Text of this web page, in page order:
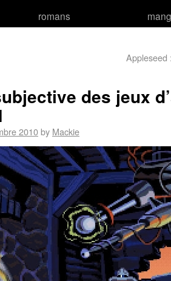
romans
Appleseed
des jeux
2010by Mackie